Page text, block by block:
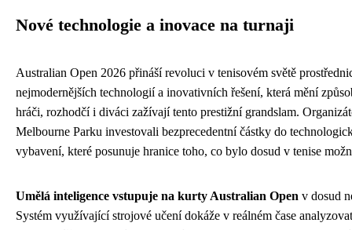
Nové technologie a inovace na turnaji
Australian Open 2026 přináší revoluci v tenisovém světě
nejmodernějších technologií a inovativních řešení, která mění
hráči, rozhodčí i diváci zažívají tento prestižní grandslam.
Melbourne Parku investovali bezprecedentní částky do
vybavení, které posunuje hranice toho, co bylo dosud v tenise
Umělá inteligence vstupuje na kurty Australian Open v dosud
Systém využívající strojové učení dokáže v reálném čase